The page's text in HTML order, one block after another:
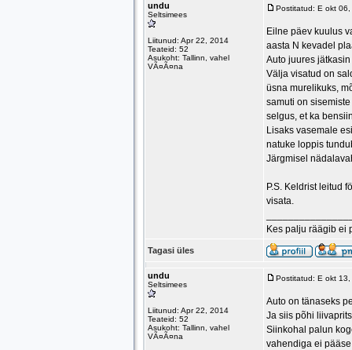
undu
Seltsimees
Liitunud: Apr 22, 2014
Teateid: 52
Asukoht: Tallinn, vahel
VÃ¤Ã¤na
Postitatud: E okt
Eilne päev kuulus
aasta N kevadel
Auto juures
Välja visatud on
üsna murelikuks,
samuti on
selgus, et ka
Lisaks vasemale
natuke loppis
Järgmisel
P.S. Keldrist leitud
visata.
Kes palju räägib ei
Tagasi üles
undu
Seltsimees
Liitunud: Apr 22, 2014
Teateid: 52
Asukoht: Tallinn, vahel
VÃ¤Ã¤na
Postitatud: E okt
Auto on tänaseks
Ja siis põhi
Siinkohal palun
vahendiga ei